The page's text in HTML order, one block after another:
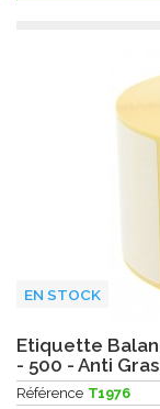
EN STOCK
Etiquette
- 500 - Anti
Référence T1976